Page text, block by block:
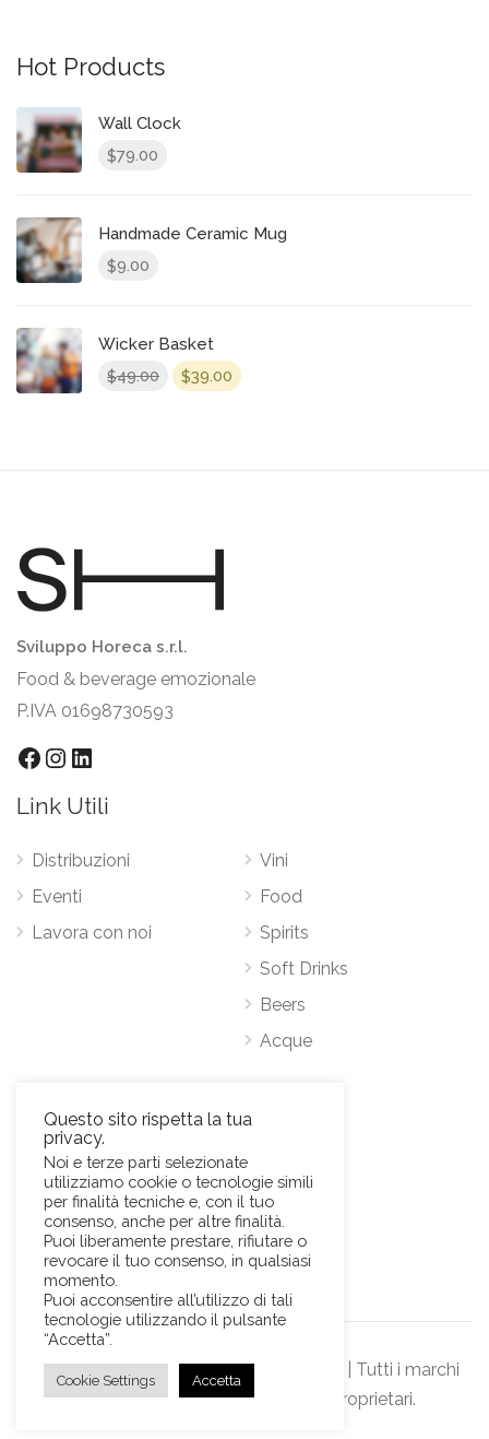
Hot Products
Wall Clock
$79.00
Handmade Ceramic Mug
$9.00
Wicker Basket
$49.00 $39.00
Sviluppo Horeca s.r.l.
Food & beverage emozionale
P.IVA 01698730593
Facebook
Instagram
LinkedIn
Link Utili
Distribuzioni
Eventi
Lavora con noi
Vini
Food
Spirits
Soft Drinks
Beers
Acque
Via Antonio Pacinotti 63, 00146 Roma
Mob.+39 3384389569
E-Mail:news@sviluppohoreca.it
© Sviluppo Horeca s.r.l. Official Website | Tutti i marchi
rappresentati sono dei rispettivi proprietari.
Questo sito rispetta la tua
privacy.
Noi e terze parti selezionate
utilizziamo cookie o tecnologie simili
per finalità tecniche e, con il tuo
consenso, anche per altre finalità.
Puoi liberamente prestare, rifiutare o
revocare il tuo consenso, in qualsiasi
momento.
Puoi acconsentire all’utilizzo di tali
tecnologie utilizzando il pulsante
“Accetta”.
Cookie Settings Accetta